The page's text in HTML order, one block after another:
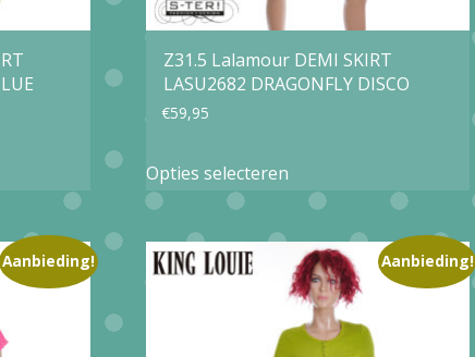
productpagina
Z31.5 Lalamour DEMI SKIRT
LASU2682 DRAGONFLY DISCO
€59,95
Opties selecteren
product
meerdere
variaties.
Deze
Aanbieding! Aanbieding!